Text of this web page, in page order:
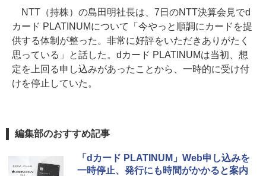
NTT（持株）の島田明社長は、7日のNTT決算会見でd
カード PLATINUMについて「今やっと順調にカードを提
供する体制が整った。非常に好評をいただきありがたく
思っている」と話した。dカード PLATINUMは当初、想
定を上回る申し込みがあったことから、一時的に受け付
けを停止していた。
編集部のおすすめ記事
「dカード PLATINUM」Web申し込みを
一時停止、発行にも時間がかかると案内